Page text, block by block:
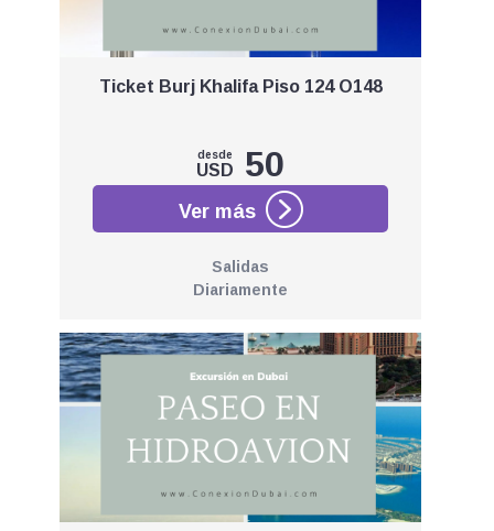
Ticket Burj Khalifa Piso 124 O148
desde
USD 50
Salidas
Diariamente